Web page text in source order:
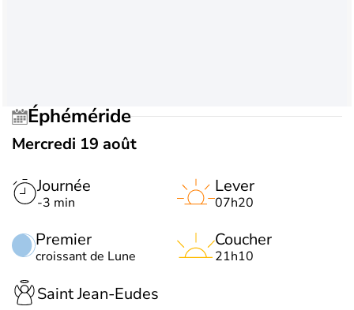
Éphéméride
Mercredi 19 août
Journée
-3 min
Premier
croissant de Lune
Lever
07h20
Coucher
21h10
Saint Jean-Eudes